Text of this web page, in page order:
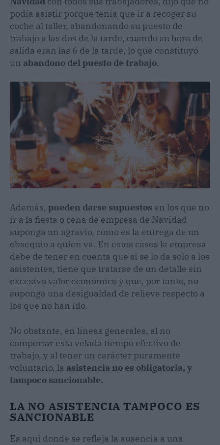
podía asistir porque tenía que ir a recoger su
coche al taller, abandonando su puesto de
trabajo a las dos de la tarde, cuando su hora de
salida eran las 6 de la tarde, lo que constituyó
un abandono del puesto de trabajo.
Además, pueden darse supuestos en los que no
ir a la fiesta o cena de empresa de Navidad
suponga un agravio, como es la entrega de un
obsequio a quien va. En estos casos la empresa
debe de tener en cuenta que si se lo da solo a los
asistentes, tiene que tratarse de un detalle sin
excesivo valor económico y que, por tanto, no
suponga una desigualdad de relieve respecto a
los que no han ido.
No obstante, en líneas generales, al no
comportar esta velada tiempo efectivo de
trabajo, y al tener un carácter puramente
voluntario, la asistencia no es obligatoria, y
tampoco sancionable.
LA NO ASISTENCIA TAMPOCO ES
SANCIONABLE
Es aquí donde se refleja la ausencia a una